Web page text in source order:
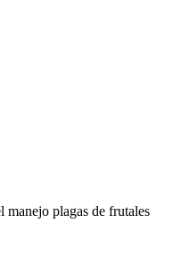
manejo plagas de frutales